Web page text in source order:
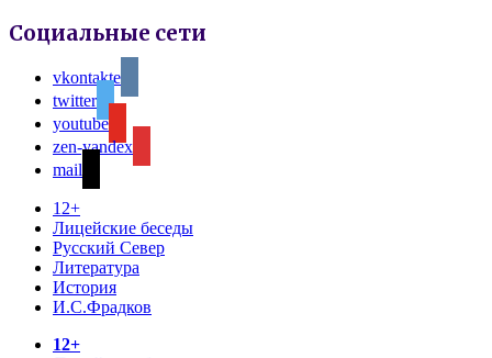
Социальные сети
vkontakte
twitter
youtube
zen-yandex
mail
12+
Лицейские беседы
Русский Север
Литература
История
И.С.Фрадков
12+